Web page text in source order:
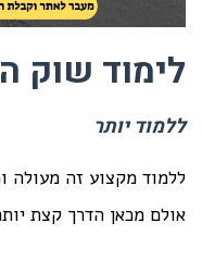
לימוד שוק
ללמוד יותר
ללמוד מקצוע זה מעולה
אולם מכאן הדרך קצת